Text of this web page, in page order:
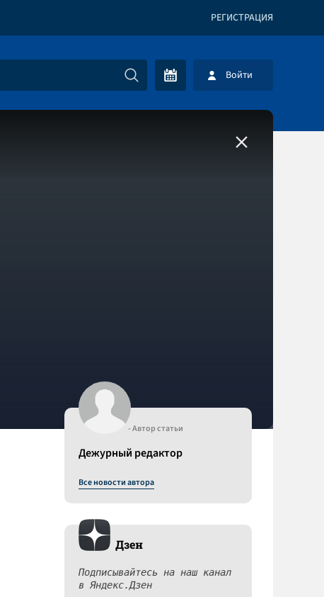
РЕГИСТРАЦИЯ
Войти
- Автор статьи
Дежурный редактор
Все новости автора
Дзен
Подписывайтесь на наш канал
в Яндекс.Дзен